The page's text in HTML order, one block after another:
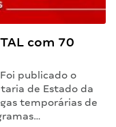
com 70
publicado o
de Estado da
temporárias de